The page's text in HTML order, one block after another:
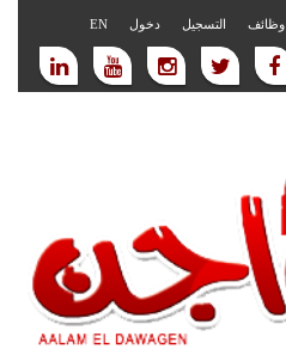
وظائف التسجيل دخول EN